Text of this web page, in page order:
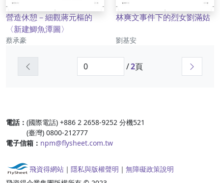
營造休憩－細觀蔣元樞的
〈新建鯽魚潭圖〉
作者
蔡承豪
林爽文事件下的烈女劉滿姑
作者
劉基安
/2頁
電話： (國際電話) +886 2 2658-9252 分機521
(臺灣) 0800-212777
電子信箱： npm@flysheet.com.tw
飛資得網站 ｜ 隱私與版權聲明 ｜ 無障礙政策說明